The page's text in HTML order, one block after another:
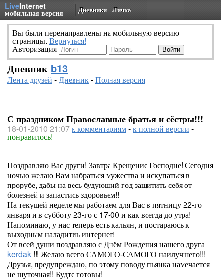
LiveInternet
мобильная версия Дневники Личка
Вы были перенаправлены на мобильную версию
страницы. Вернуться!
Авторизация
Дневник b13
Лента друзей -Дневник-Полная версия
С праздником Православные братья и сёстры!!!
18-01-2010 21:07к комментариям-к полной версии -
понравилось!
Поздравляю Вас други! Завтра Крещение Господне! Сегодня
ночью желаю Вам набраться мужества и искупаться в
прорубе, дабы на весь будующий год защитить себя от
болезней и запастись здоровьем!!
На текущей неделе мы работаем для Вас в пятницу 22-го
января и в субботу 23-го с 17-00 и как всегда до утра!
Напоминаю, у нас теперь есть кальян, и постараюсь к
выходным наладитиь интернет!
От всей души поздравляю с Днём Рождения нашего друга
kerdak !!! Желаю всего САМОГО-САМОГО наилучшего!!!
Друзья, предупреждаю, по этому поводу пьянка намечается
не шуточная!! Будте готовы!